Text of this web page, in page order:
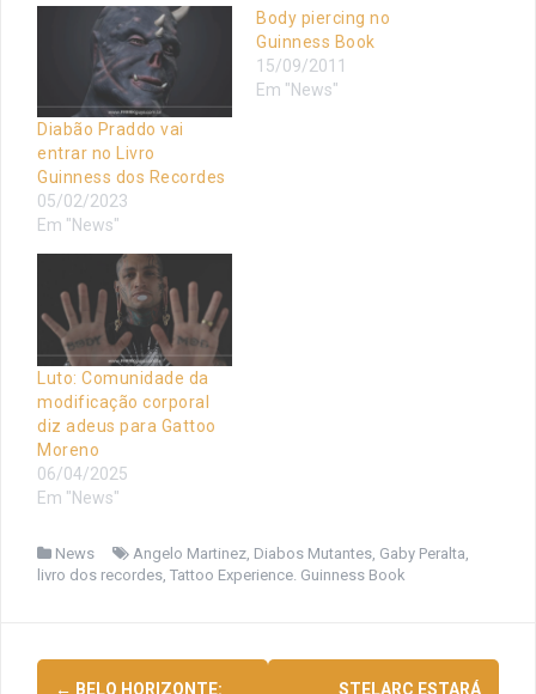
Diabão Praddo vai
entrar no Livro
Guinness dos Recordes
05/02/2023
Em "News"
Body piercing no
Guinness Book
15/09/2011
Em "News"
Luto: Comunidade da
modificação corporal
diz adeus para Gattoo
Moreno
06/04/2025
Em "News"
News Angelo Martinez Diabos Mutantes Gaby Peralta
livro dos recordes Tattoo Experience. Guinness Book
Navegação
← BELO HORIZONTE:
STELARC ESTARÁ